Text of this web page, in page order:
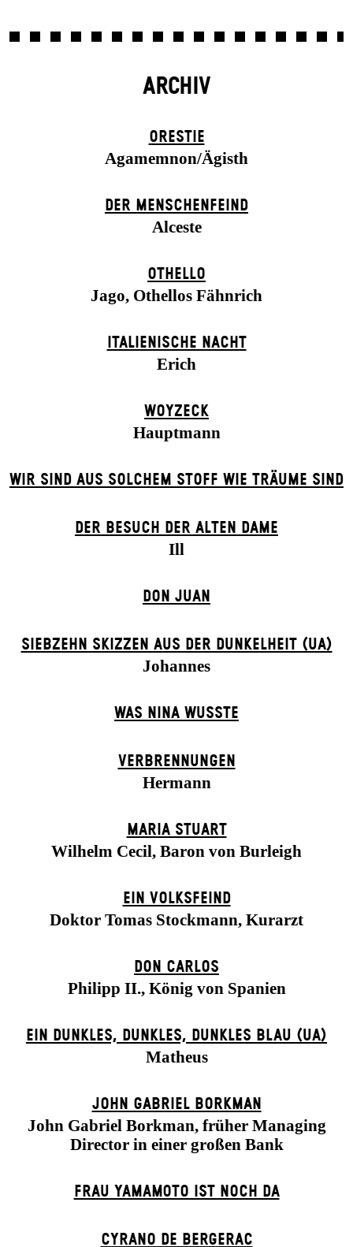
ARCHIV
ORESTIE
Agamemnon/Ägisth
DER MENSCHENFEIND
Alceste
OTHELLO
Jago, Othellos Fähnrich
ITALIENISCHE NACHT
Erich
WOYZECK
Hauptmann
WIR SIND AUS SOLCHEM STOFF WIE TRÄUME SIND
DER BE­SUCH DER ALT­EN DA­ME
Ill
DON JUAN
SIEBZEHN SKIZZEN AUS DER DUNKELHEIT (UA)
Johannes
WAS NINA WUSSTE
VERBRENNUNGEN
Hermann
MARIA STUART
Wilhelm Cecil, Baron von Burleigh
EIN VOLKS­FEIND
Doktor Tomas Stockmann, Kurarzt
DON CARLOS
Philipp II., König von Spanien
EIN DUNK­LES, DUNK­LES, DUNK­LES BLAU (UA)
Matheus
JOHN GABRIEL BORKMAN
John Gabriel Borkman, früher Managing
Director in einer großen Bank
FRAU YAMAMOTO IST NOCH DA
CYRANO DE BERGERAC